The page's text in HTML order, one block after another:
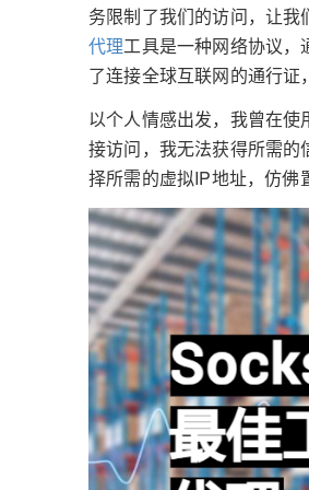
务限制了我们的访问，让
代理工具是一种网络协议，
了连接全球互联网的通行证
以个人情感出发，我曾在
接访问，我无法获得所需
择所需的虚拟IP地址，仿佛